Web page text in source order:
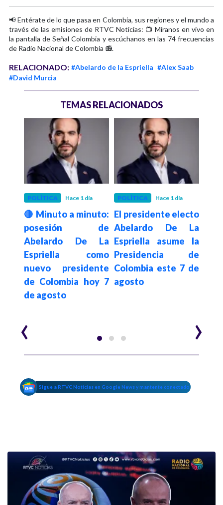
📢 Entérate de lo que pasa en Colombia, sus regiones y el mundo a
través de las emisiones de RTVC Noticias: 📺 Míranos en vivo en
la pantalla de Señal Colombia y escúchanos en las 74 frecuencias
de Radio Nacional de Colombia 📻.
RELACIONADO: #Abelardo de la Espriella #Alex Saab
#David Murcia
TEMAS RELACIONADOS
POLÍTICA Hace 1 día
🔴 Minuto a minuto:
posesión de
Abelardo De La
Espriella como
nuevo presidente
de Colombia hoy 7
de agosto
POLÍTICA Hace 1 día
El presidente electo
Abelardo De La
Espriella asume la
Presidencia de
Colombia este 7 de
agosto
‹ ›
Sigue a RTVC Noticias en Google News y mantente conectado